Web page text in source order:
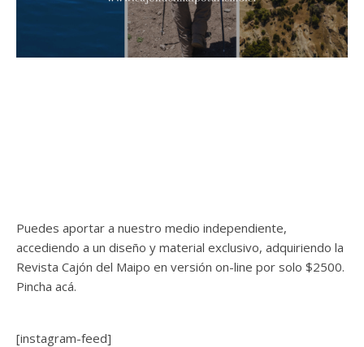
Puedes aportar a nuestro medio independiente,
accediendo a un diseño y material exclusivo, adquiriendo la
Revista Cajón del Maipo en versión on-line por solo $2500.
Pincha acá.
[instagram-feed]